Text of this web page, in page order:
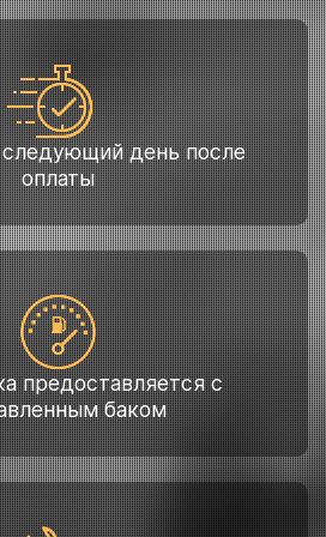
следующий день после
оплаты
предоставляется с
баком